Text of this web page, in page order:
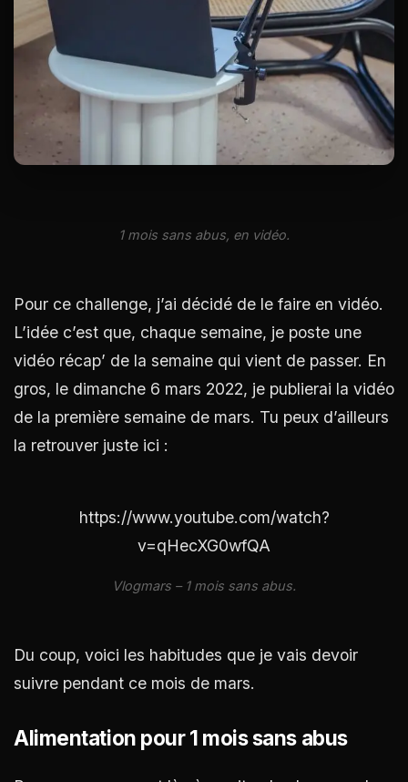
1 mois sans abus, en vidéo.
Pour ce challenge, j’ai décidé de le faire en vidéo.
L’idée c’est que, chaque semaine, je poste une
vidéo récap’ de la semaine qui vient de passer. En
gros, le dimanche 6 mars 2022, je publierai la vidéo
de la première semaine de mars. Tu peux d’ailleurs
la retrouver juste ici :
https://www.youtube.com/watch?
v=qHecXG0wfQA
Vlogmars – 1 mois sans abus.
Du coup, voici les habitudes que je vais devoir
suivre pendant ce mois de mars.
Alimentation pour 1 mois sans abus